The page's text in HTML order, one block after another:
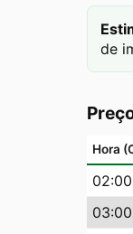
de
Hora
02:00
03:00